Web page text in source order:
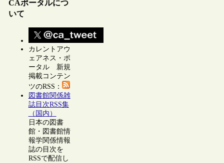
CAポータルにつ
いて
カレントアウ
ェアネス・ポ
ータル 新規
掲載コンテン
ツのRSS：
図書館関係雑
誌目次RSS集
（国内）
日本の図書
館・図書館情
報学関係情報
誌の目次を
RSSで配信し